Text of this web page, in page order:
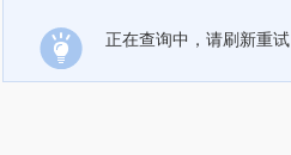
正在查询中，请刷新重试